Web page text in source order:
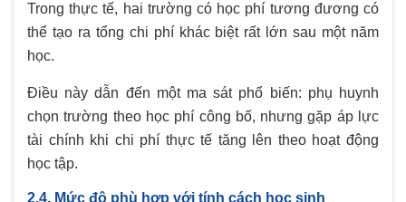
Trong thực tế, hai trường có học phí tương đương có
thể tạo ra tổng chi phí khác biệt rất lớn sau một năm
học.
Điều này dẫn đến một ma sát phổ biến: phụ huynh
chọn trường theo học phí công bố, nhưng gặp áp lực
tài chính khi chi phí thực tế tăng lên theo hoạt động
học tập.
2.4. Mức độ phù hợp với tính cách học sinh